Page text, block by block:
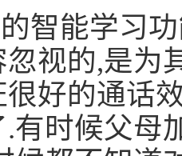
智能学习
视的,是为
好的通话
有时候父母